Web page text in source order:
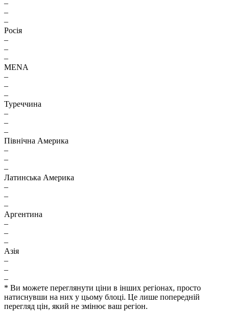
–
–
–
Росія
–
–
–
MENA
–
–
–
Туреччина
–
–
–
Північна Америка
–
–
–
Латинська Америка
–
–
–
Аргентина
–
–
–
Азія
–
–
–
* Ви можете переглянути ціни в інших регіонах, просто
натиснувши на них у цьому блоці. Це лише попередній
перегляд цін, який не змінює ваш регіон.